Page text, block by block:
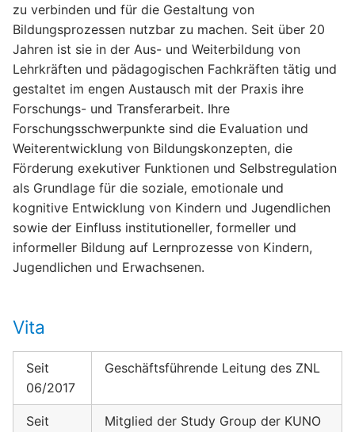
zu verbinden und für die Gestaltung von
Bildungsprozessen nutzbar zu machen. Seit über 20
Jahren ist sie in der Aus- und Weiterbildung von
Lehrkräften und pädagogischen Fachkräften tätig und
gestaltet im engen Austausch mit der Praxis ihre
Forschungs- und Transferarbeit. Ihre
Forschungsschwerpunkte sind die Evaluation und
Weiterentwicklung von Bildungskonzepten, die
Förderung exekutiver Funktionen und Selbstregulation
als Grundlage für die soziale, emotionale und
kognitive Entwicklung von Kindern und Jugendlichen
sowie der Einfluss institutioneller, formeller und
informeller Bildung auf Lernprozesse von Kindern,
Jugendlichen und Erwachsenen.
Vita
Seit
06/2017
Geschäftsführende Leitung des ZNL
Seit
Mitglied der Study Group der KUNO